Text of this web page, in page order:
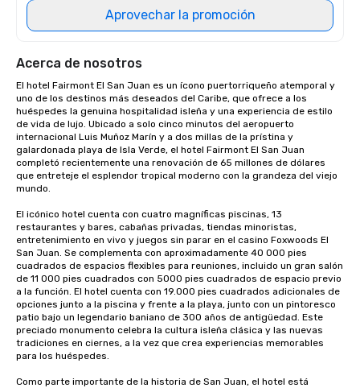
Aprovechar la promoción
Acerca de nosotros
El hotel Fairmont El San Juan es un ícono puertorriqueño atemporal y
uno de los destinos más deseados del Caribe, que ofrece a los
huéspedes la genuina hospitalidad isleña y una experiencia de estilo
de vida de lujo. Ubicado a solo cinco minutos del aeropuerto
internacional Luis Muñoz Marín y a dos millas de la prístina y
galardonada playa de Isla Verde, el hotel Fairmont El San Juan
completó recientemente una renovación de 65 millones de dólares
que entreteje el esplendor tropical moderno con la grandeza del viejo
mundo.
El icónico hotel cuenta con cuatro magníficas piscinas, 13
restaurantes y bares, cabañas privadas, tiendas minoristas,
entretenimiento en vivo y juegos sin parar en el casino Foxwoods El
San Juan. Se complementa con aproximadamente 40 000 pies
cuadrados de espacios flexibles para reuniones, incluido un gran salón
de 11 000 pies cuadrados con 5000 pies cuadrados de espacio previo
a la función. El hotel cuenta con 19.000 pies cuadrados adicionales de
opciones junto a la piscina y frente a la playa, junto con un pintoresco
patio bajo un legendario baniano de 300 años de antigüedad. Este
preciado monumento celebra la cultura isleña clásica y las nuevas
tradiciones en ciernes, a la vez que crea experiencias memorables
para los huéspedes.
Como parte importante de la historia de San Juan, el hotel está